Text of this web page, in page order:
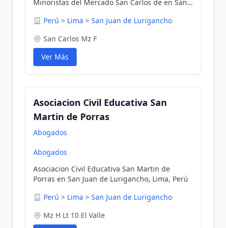
Minoristas del Mercado San Carlos de en San
Perú > Lima > San Juan de Lurigancho
San Carlos Mz F
Ver Más
Asociacion Civil Educativa San
Martin de Porras
Abogados
Abogados
Asociacion Civil Educativa San Martin de
Porras en San Juan de Lurigancho, Lima, Perú
Perú > Lima > San Juan de Lurigancho
Mz H Lt 10 El Valle